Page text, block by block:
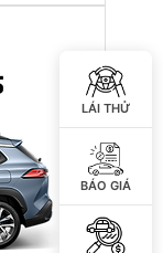
LÁI THỬ
BÁO GIÁ